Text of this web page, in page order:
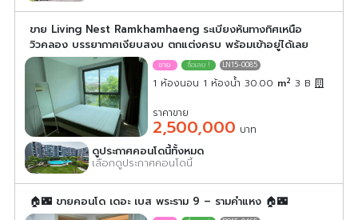
ขาย Living Nest Ramkhamhaeng ระเบียงหันทางทิศเหนือ
วิวคลอง บรรยากาศเงียบสงบ ตกแต่งครบ พร้อมเข้าอยู่ได้เลย
LN15-0085
1 ห้องนอน 1 ห้องน้ำ 30.00 m2 3 B
ราคาขาย
2,500,000 บาท
ดูประกาศคอนโดนี้ทั้งหมด
เลือกดูประกาศคอนโดนี้
🏠🌃 ขายคอนโด เดอะ เบส พระราม 9 – รามคำแหง 🏠🌃